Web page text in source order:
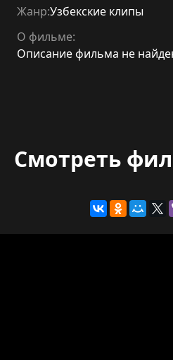
Жанр:Узбекские клипы
О фильме:
Описание фильма не
Смотреть